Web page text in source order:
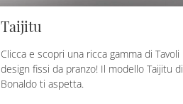
Taijitu
Clicca e scopri una ricca gamma di Tavoli
design fissi da pranzo! Il modello Taijitu di
Bonaldo ti aspetta.